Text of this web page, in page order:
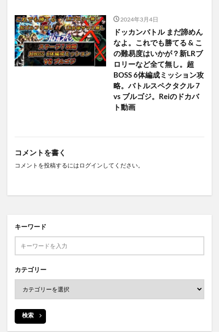
2024年3月4日
ドッカンバトル まだ諦めん
なよ。これでも勝てる & こ
の難易度はいかが？新LRブ
ロリーなど全て無し。超
BOSS 6体編成ミッション攻
略。バトルスペクタクル 7
vs ブルゴジ。Reiのドカバ
ト動画
コメントを書く
コメントを投稿するには ログイン してください。
キーワード
カテゴリー
検索